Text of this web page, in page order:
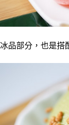
冰品部分，也是搭